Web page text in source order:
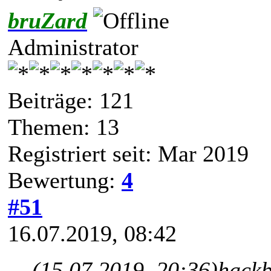
bruZard
Administrator
Beiträge: 121
Themen: 13
Registriert seit: Mar 2019
Bewertung: 4
#51
16.07.2019, 08:42